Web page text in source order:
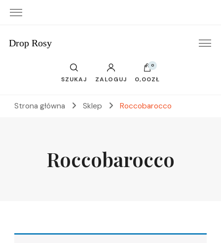
Drop Rosy
SZUKAJ ZALOGUJ
0
0,00ZŁ
Strona główna Sklep Roccobarocco
Roccobarocco